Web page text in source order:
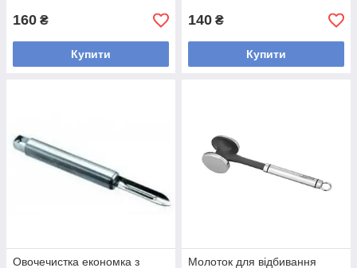
160 ₴
Купити
140 ₴
Купити
Овочечистка економка з
Молоток для відбивання